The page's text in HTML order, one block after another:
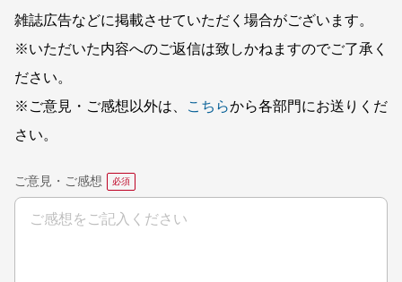
雑誌広告などに掲載させていただく場合がございます。
※いただいた内容へのご返信は致しかねますのでご了承く
ださい。
※ご意見・ご感想以外は、
こちらから各部門にお送りくだ
さい。
ご意見・ご感想